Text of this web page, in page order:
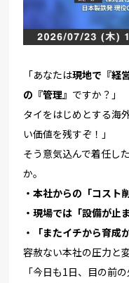
「あなたは現地で『経営
の『管理』 ですか？」
タイをはじめとする海
い価値を残すぞ！」
そう意気込んで着任し
か。
・本社からの「コスト
・現場では「設備が止
・「またイチから育
容赦ない本社の圧力と
「今日も1日、目の前